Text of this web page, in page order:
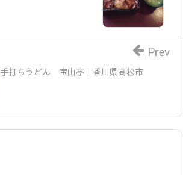
手打ちうどん 宝山亭｜香川県高松市
Prev